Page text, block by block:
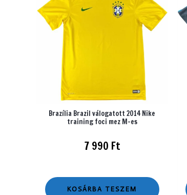
Brazília Brazil válogatott 2014 Nike
training foci mez M-es
7 990 Ft
KOSÁRBA TESZEM